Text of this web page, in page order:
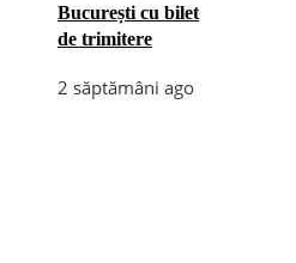
București cu bilet
de trimitere
2 săptămâni ago